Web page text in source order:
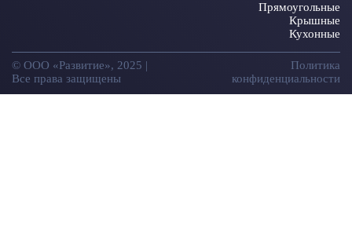
Прямоугольные
Крышные
Кухонные
© ООО «Развитие», 2025 |
Все права защищены
Политика
конфиденциальности